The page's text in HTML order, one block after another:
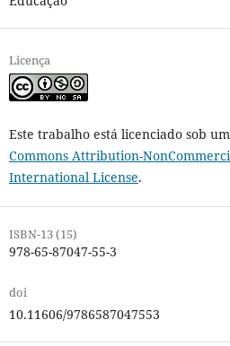
Licença
Este trabalho está licenciado sob
Commons Attribution-
International License.
ISBN-13 (15)
978-65-87047-55-3
doi
10.11606/9786587047553